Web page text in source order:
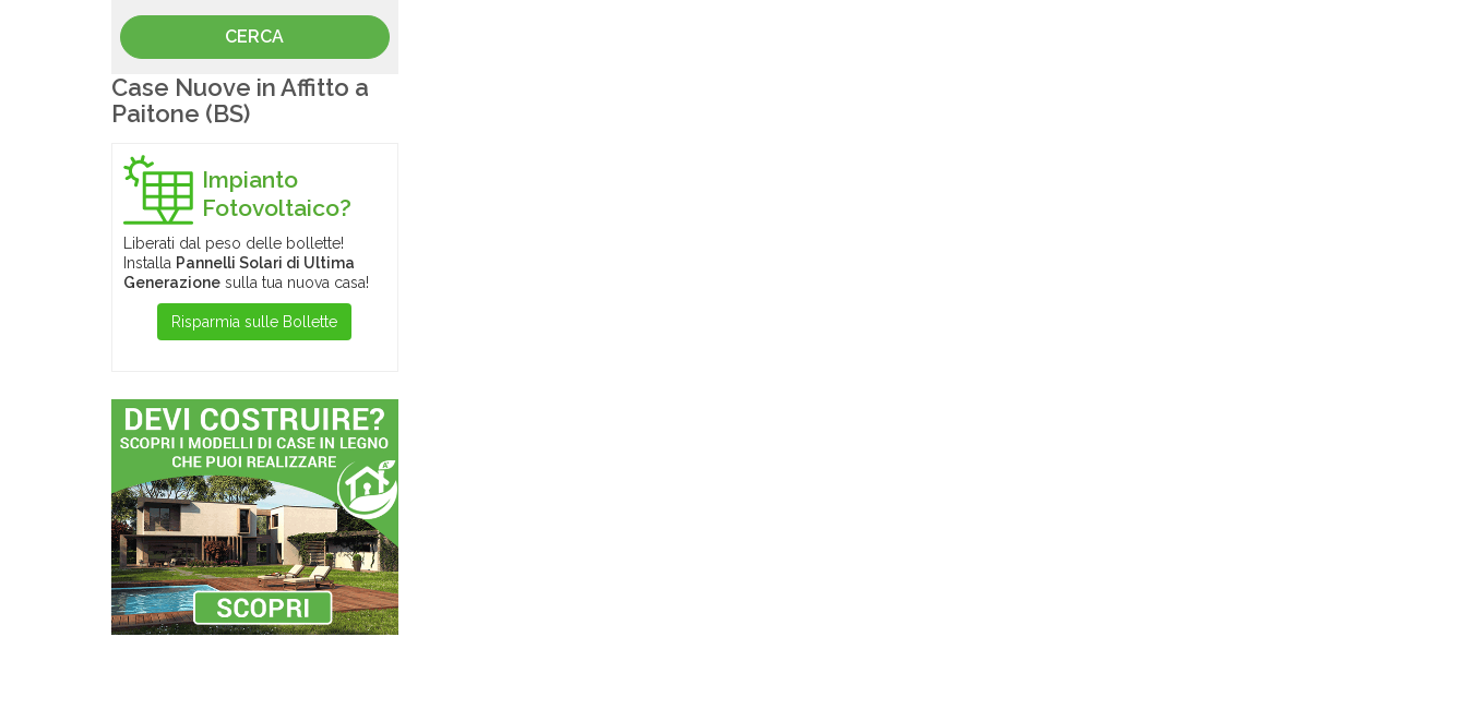
Case Nuove in Affitto a
Paitone (BS)
Impianto
Fotovoltaico?
Liberati dal peso delle bollette!
Installa Pannelli Solari di Ultima
Generazione sulla tua nuova casa!
Risparmia sulle Bollette